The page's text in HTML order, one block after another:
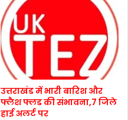
उत्तराखंड में भारी बारिश और
फ्लैश फ्लड की संभावना,7 जिले
हाई अलर्ट पर